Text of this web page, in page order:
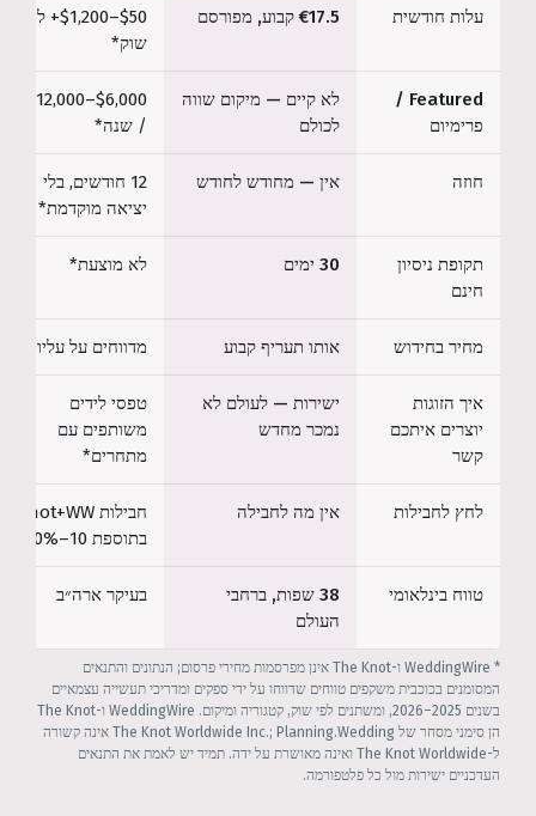
עלות חודשית €17.5 קבוע, מפורסם
$50–$1,200+ לפי
שוק*
Featured /
פרימיום
לא קיים — מיקום שווה
לכולם
$6,000–$12,000
/ שנה*
חוזה אין — מחודש לחודש
12 חודשים, בלי
יציאה מוקדמת*
תקופת ניסיון
חינם
30 ימים לא מוצעת*
מחיר בחידוש אותו תעריף קבוע מדווחים על עליות*
איך הזוגות
יוצרים איתכם
קשר
ישירות — לעולם לא
נמכר מחדש
טפסי לידים
משותפים עם
מתחרים*
לחץ לחבילות אין מה לחבילה
חבילות Knot+WW
בתוספת 10–20%*
טווח בינלאומי
38 שפות, ברחבי
העולם
בעיקר ארה״ב
* WeddingWire ו-The Knot אינן מפרסמות מחירי פרסום; הנתונים והתנאים
המסומנים בכוכבית משקפים טווחים שדווחו על ידי ספקים ומדריכי תעשייה עצמאיים
בשנים 2025–2026, ומשתנים לפי שוק, קטגוריה ומיקום. WeddingWire ו-The Knot
הן סימני מסחר של The Knot Worldwide Inc.; Planning.Wedding אינה קשורה
ל-The Knot Worldwide ואינה מאושרת על ידה. תמיד יש לאמת את התנאים
העדכניים ישירות מול כל פלטפורמה.